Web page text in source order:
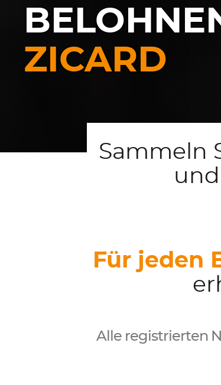
ZICARD
Sammeln
Für jeden
Alle registrierten